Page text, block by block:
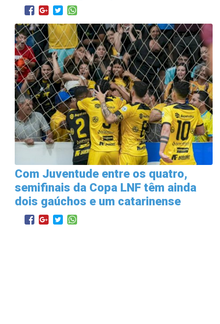
Com Juventude entre os quatro,
semifinais da Copa LNF têm ainda
dois gaúchos e um catarinense